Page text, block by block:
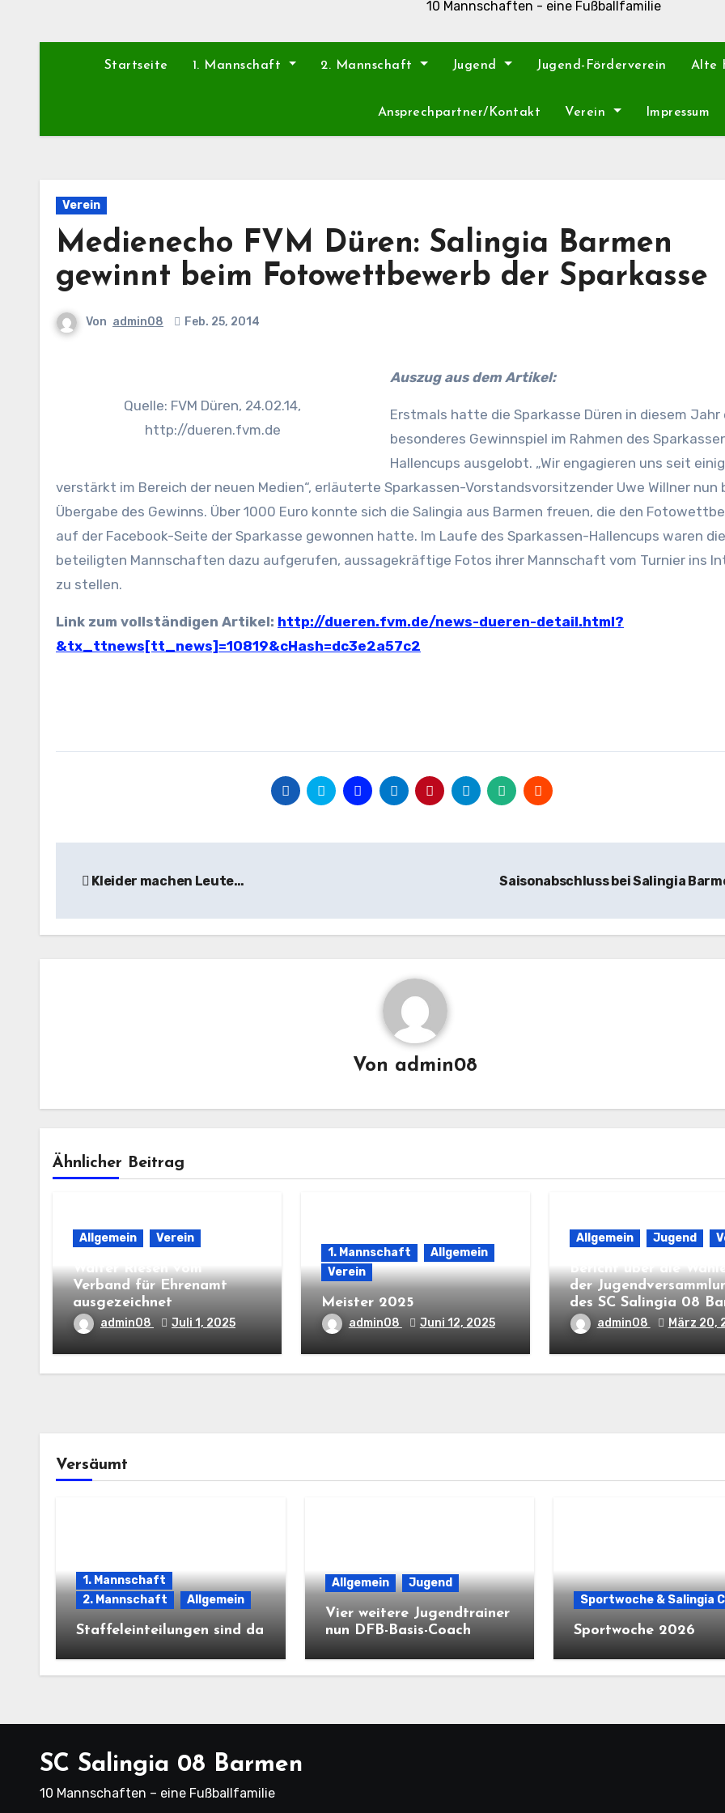
10 Mannschaften - eine Fußballfamilie
Startseite 1. Mannschaft 2. Mannschaft Jugend Jugend-Förderverein Alte
Ansprechpartner/Kontakt Verein Impressum
Verein
Medienecho FVM Düren: Salingia Barmen
gewinnt beim Fotowettbewerb der Sparkasse
Von admin08 Feb. 25, 2014
Quelle: FVM Düren, 24.02.14,
http://dueren.fvm.de
Auszug aus dem Artikel:
Erstmals hatte die Sparkasse Düren in diesem Jahr
besonderes Gewinnspiel im Rahmen des
Hallencups ausgelobt. „Wir engagieren uns seit
verstärkt im Bereich der neuen Medien“, erläuterte Sparkassen-Vorstandsvorsitzender Uwe Willner nun
Übergabe des Gewinns. Über 1000 Euro konnte sich die Salingia aus Barmen freuen, die den
auf der Facebook-Seite der Sparkasse gewonnen hatte. Im Laufe des Sparkassen-Hallencups waren
beteiligten Mannschaften dazu aufgerufen, aussagekräftige Fotos ihrer Mannschaft vom Turnier ins
zu stellen.
Link zum vollständigen Artikel: http://dueren.fvm.de/news-dueren-detail.html?
&tx_ttnews[tt_news]=10819&cHash=dc3e2a57c2
Kleider machen Leute… Saisonabschluss bei Salingia
Von admin08
Ähnlicher Beitrag
Allgemein Verein
Walter Riesen vom
Verband für Ehrenamt
ausgezeichnet
admin08 Juli 1, 2025
1. Mannschaft
Allgemein
Verein
Meister 2025
admin08 Juni 12, 2025
Allgemein Jugend
Bericht über die
der
des SC Salingia 08
admin08 März 20,
Versäumt
1. Mannschaft
2. Mannschaft
Allgemein
Staffeleinteilungen sind da
Allgemein Jugend
Vier weitere Jugendtrainer
nun DFB-Basis-Coach
Sportwoche & Salingia
Sportwoche 2026
SC Salingia 08 Barmen
10 Mannschaften – eine Fußballfamilie